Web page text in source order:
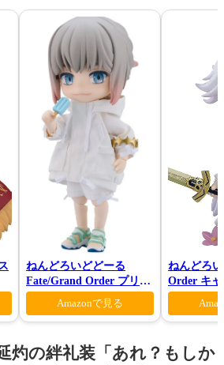
ねんどろいどどーる
Fate/Grand Order プリテ
ンダー/オベロン 爽やかサ
マー・プリンスVer.
Amazonで見る
ねんどろ
Order キ
ン 花の魔
灼の絆礼装「あれ？もしか